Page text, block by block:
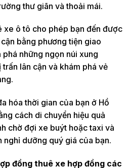
thư giãn và thoải mái.
xe ô tô cho phép bạn đến được
bằng phương tiện giao
những ngọn núi xung
lân cận và khám phá vẻ
hóa thời gian của bạn ở Hồ
cách di chuyển hiệu quả
chờ đợi xe buýt hoặc taxi và
nghỉ dưỡng quý giá của bạn.
đồng thuê xe hợp đồng các